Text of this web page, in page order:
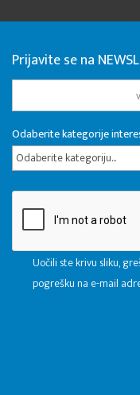
Prijavite se na
Odaberite kategorije
Odaberite kategoriju...
Uočili ste krivu sliku,
pogrešku na e-mail